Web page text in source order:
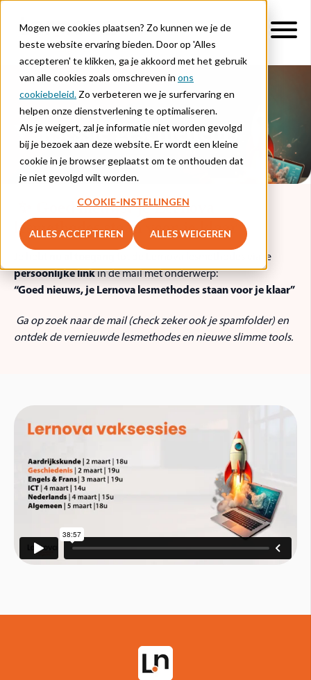
Mogen we cookies plaatsen? Zo kunnen we je de
beste website ervaring bieden. Door op 'Alles
accepteren' te klikken, ga je akkoord met het gebruik
van alle cookies zoals omschreven in ons
cookiebeleid. Zo verbeteren we je surfervaring en
helpen onze dienstverlening te optimaliseren.
Als je weigert, zal je informatie niet worden gevolgd
bij je bezoek aan deze website. Er wordt een kleine
cookie in je browser geplaatst om te onthouden dat
je niet gevolgd wilt worden.
COOKIE-INSTELLINGEN
ALLES ACCEPTEREN ALLES WEIGEREN
Vaksessie geschiedenis
✨ Goed nieuws: je Lernova
lesmethodes staan voor je klaar
tot de Lernova lesmethodes via je
persoonlijke linkin de mail met onderwerp:
“Goed nieuws, je Lernova lesmethodes staan voor je klaar”
Ga op zoek naar de mail (check zeker ook je spamfolder) en
ontdek de vernieuwde lesmethodes en nieuwe slimme tools.